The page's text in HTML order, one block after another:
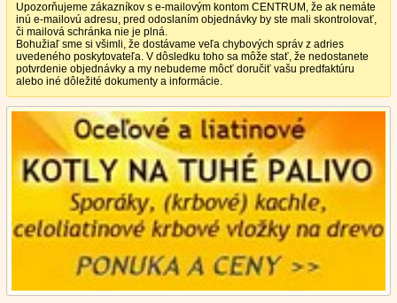
Upozorňujeme zákazníkov s e-mailovým kontom CENTRUM, že ak nemáte
inú e-mailovú adresu, pred odoslaním objednávky by ste mali skontrolovať,
či mailová schránka nie je plná.
Bohužiaľ sme si všimli, že dostávame veľa chybových správ z adries
uvedeného poskytovateľa. V dôsledku toho sa môže stať, že nedostanete
potvrdenie objednávky a my nebudeme môcť doručiť vašu predfaktúru
alebo iné dôležité dokumenty a informácie.